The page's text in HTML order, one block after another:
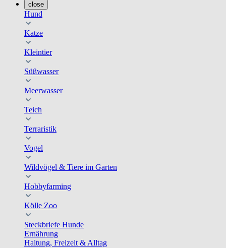
close
Hund
Katze
Kleintier
Süßwasser
Meerwasser
Teich
Terraristik
Vogel
Wildvögel & Tiere im Garten
Hobbyfarming
Kölle Zoo
Steckbriefe Hunde
Ernährung
Haltung, Freizeit & Alltag